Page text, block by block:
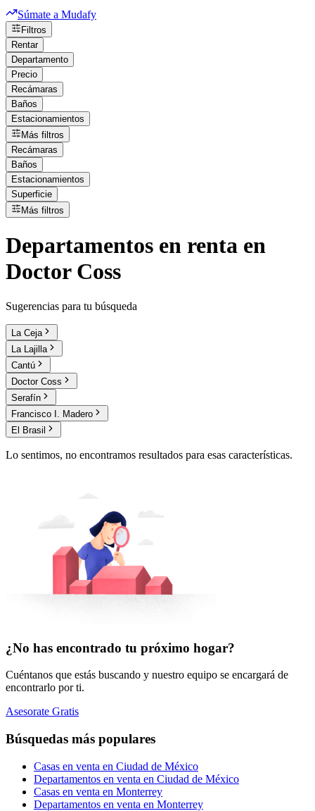
Súmate a Mudafy
Filtros
Rentar
Departamento
Precio
Recámaras
Baños
Estacionamientos
Más filtros
Recámaras
Baños
Estacionamientos
Superficie
Más filtros
Departamentos en renta en
Doctor Coss
Sugerencias para tu búsqueda
La Ceja
La Lajilla
Cantú
Doctor Coss
Serafín
Francisco I. Madero
El Brasil
Lo sentimos, no encontramos resultados para esas características.
¿No has encontrado tu próximo hogar?
Cuéntanos que estás buscando y nuestro equipo se encargará de
encontrarlo por ti.
Asesorate Gratis
Búsquedas más populares
Casas en venta en Ciudad de México
Departamentos en venta en Ciudad de México
Casas en venta en Monterrey
Departamentos en venta en Monterrey